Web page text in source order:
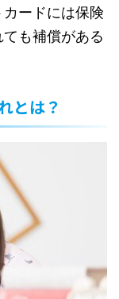
ードには保険
も補償がある
とは？